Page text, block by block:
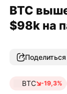
BTC
$98k на
Поделиться
BTC -19,3%